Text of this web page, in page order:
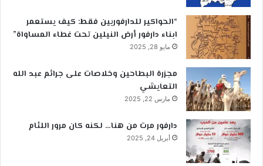
“الحواكير للدارفوريين فقط: كيف يستعمر
ابناء دارفور أرض النيلين تحت غطاء المساواة”
مايو 28, 2025
مجزرة البطاحين وخلاصات على جرائم عبد الله
التعايشي
مارس 22, 2025
دارفور مرت من هنا… لكنه كان مرور اللئام
أبريل 24, 2025